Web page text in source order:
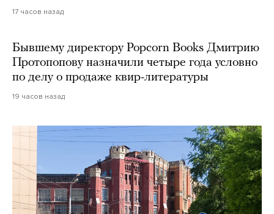
17 часов назад
Бывшему директору Popcorn Books Дмитрию
Протопопову назначили четыре года условно
по делу о продаже квир-литературы
19 часов назад